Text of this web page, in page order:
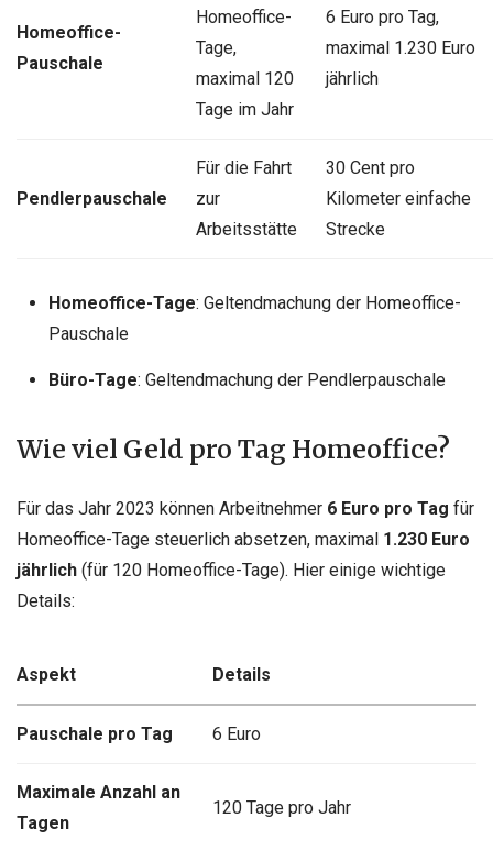
Homeoffice-
Pauschale
Homeoffice-
Tage,
maximal 120
Tage im Jahr
6 Euro pro Tag,
maximal 1.230 Euro
jährlich
Pendlerpauschale
Für die Fahrt
zur
Arbeitsstätte
30 Cent pro
Kilometer einfache
Strecke
Homeoffice-Tage: Geltendmachung der Homeoffice-
Pauschale
Büro-Tage: Geltendmachung der Pendlerpauschale
Wie viel Geld pro Tag Homeoffice?
Für das Jahr 2023 können Arbeitnehmer 6 Euro pro Tag für
Homeoffice-Tage steuerlich absetzen, maximal 1.230 Euro
jährlich (für 120 Homeoffice-Tage). Hier einige wichtige
Details:
Aspekt Details
Pauschale pro Tag 6 Euro
Maximale Anzahl an
Tagen
120 Tage pro Jahr